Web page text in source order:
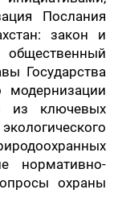
Послания
закон и
Государства
модернизации
из ключевых
нормативно-
охраны